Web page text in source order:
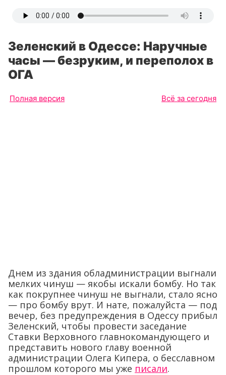
Зеленский в Одессе: Наручные
часы — безруким, и переполох в
ОГА
Полная версия Всё за сегодня
Днем из здания обладминистрации выгнали
мелких чинуш — якобы искали бомбу. Но так
как покрупнее чинуш не выгнали, стало ясно
— про бомбу врут. И нате, пожалуйста — под
вечер, без предупреждения в Одессу прибыл
Зеленский, чтобы провести заседание
Ставки Верховного главнокомандующего и
представить нового главу военной
администрации Олега Кипера, о бесславном
прошлом которого мы уже писали.